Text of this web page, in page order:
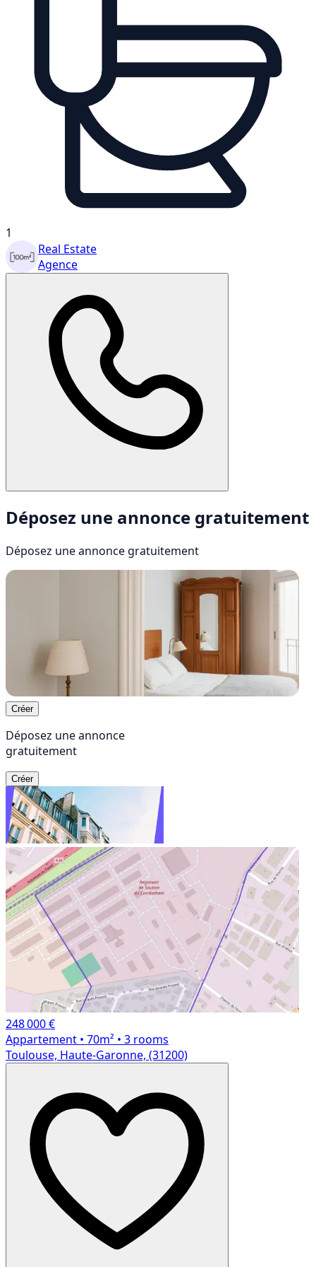
1
Real Estate
Agence
Déposez une annonce gratuitement
Déposez une annonce gratuitement
Créer
Déposez une annonce
gratuitement
Créer
248 000 €
Appartement • 70m² • 3 rooms
Toulouse, Haute-Garonne, (31200)